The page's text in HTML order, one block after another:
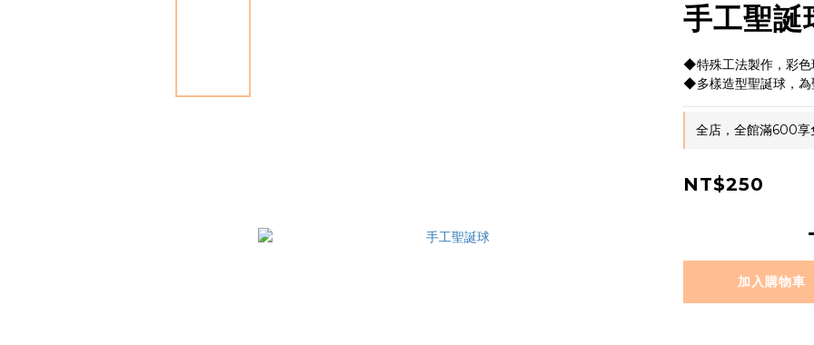
手工聖誕
◆特殊工法製作，彩
◆多樣造型聖誕球，為
全店，全館滿600享
NT$250
加入購物車